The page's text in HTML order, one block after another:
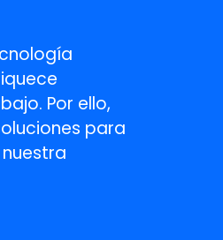
Por ello,
para